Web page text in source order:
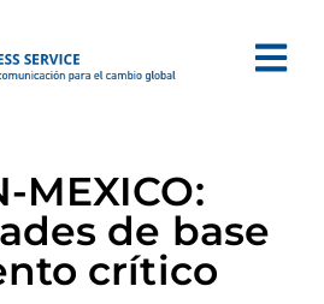
MEXICO:
de base
crítico